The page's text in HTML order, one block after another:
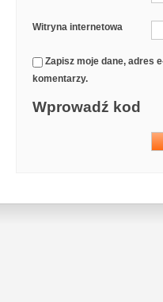
Witryna internetowa
Zapisz moje dane, adres
komentarzy.
Wprowadź kod